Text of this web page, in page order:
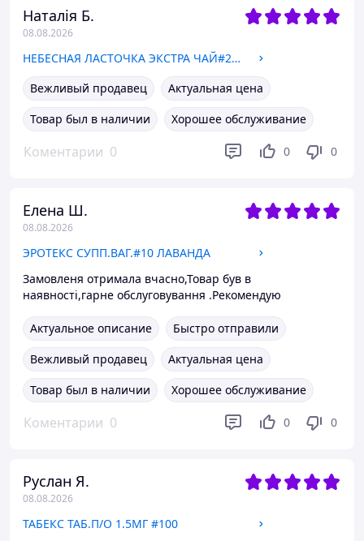
Наталія Б.
08.08.2026
НЕБЕСНАЯ ЛАСТОЧКА ЭКСТРА ЧАЙ#20. Похудение. Очищение
Вежливый продавец
Актуальная цена
Товар был в наличии
Хорошее обслуживание
Коментарии 0 0 0
Елена Ш.
08.08.2026
ЭРОТЕКС СУПП.ВАГ.#10 ЛАВАНДА
Замовленя отримала вчасно,Товар був в
наявності,гарне обслуговування .Рекомендую
Актуальное описание
Быстро отправили
Вежливый продавец
Актуальная цена
Товар был в наличии
Хорошее обслуживание
Коментарии 0 0 0
Руслан Я.
08.08.2026
ТАБЕКС ТАБ.П/О 1.5МГ #100